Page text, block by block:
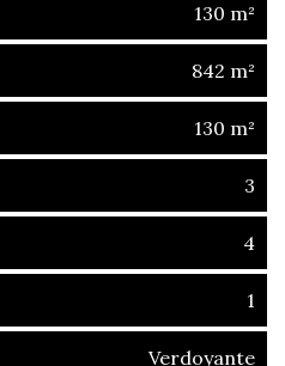
130 m²
842 m²
130 m²
3
4
1
Verdoyante